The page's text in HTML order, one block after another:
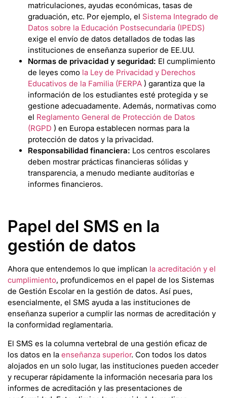
matriculaciones, ayudas económicas, tasas de
graduación, etc. Por ejemplo, el Sistema Integrado de
Datos sobre la Educación Postsecundaria (IPEDS)
exige el envío de datos detallados de todas las
instituciones de enseñanza superior de EE.UU.
Normas de privacidad y seguridad: El cumplimiento
de leyes como la Ley de Privacidad y Derechos
Educativos de la Familia (FERPA ) garantiza que la
información de los estudiantes esté protegida y se
gestione adecuadamente. Además, normativas como
el Reglamento General de Protección de Datos
(RGPD ) en Europa establecen normas para la
protección de datos y la privacidad.
Responsabilidad financiera: Los centros escolares
deben mostrar prácticas financieras sólidas y
transparencia, a menudo mediante auditorías e
informes financieros.
Papel del SMS en la
gestión de datos
Ahora que entendemos lo que implican la acreditación y el
cumplimiento, profundicemos en el papel de los Sistemas
de Gestión Escolar en la gestión de datos. Así pues,
esencialmente, el SMS ayuda a las instituciones de
enseñanza superior a cumplir las normas de acreditación y
la conformidad reglamentaria.
El SMS es la columna vertebral de una gestión eficaz de
los datos en la enseñanza superior. Con todos los datos
alojados en un solo lugar, las instituciones pueden acceder
y recuperar rápidamente la información necesaria para los
informes de acreditación y las presentaciones de